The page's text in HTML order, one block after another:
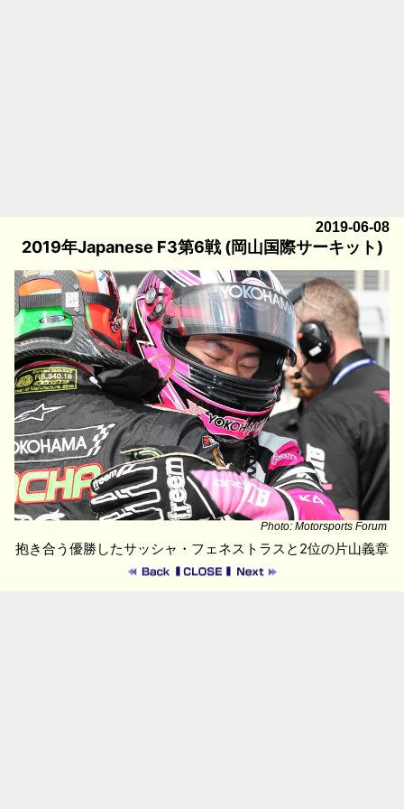
2019-06-08
2019年Japanese F3第6戦 (岡山国際サーキット)
Photo: Motorsports Forum
抱き合う優勝したサッシャ・フェネストラスと2位の片山義章